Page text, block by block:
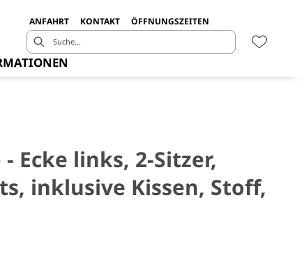
ANFAHRT KONTAKT ÖFFNUNGSZEITEN
Ecke links, 2-Sitzer,
inklusive Kissen, Stoff,